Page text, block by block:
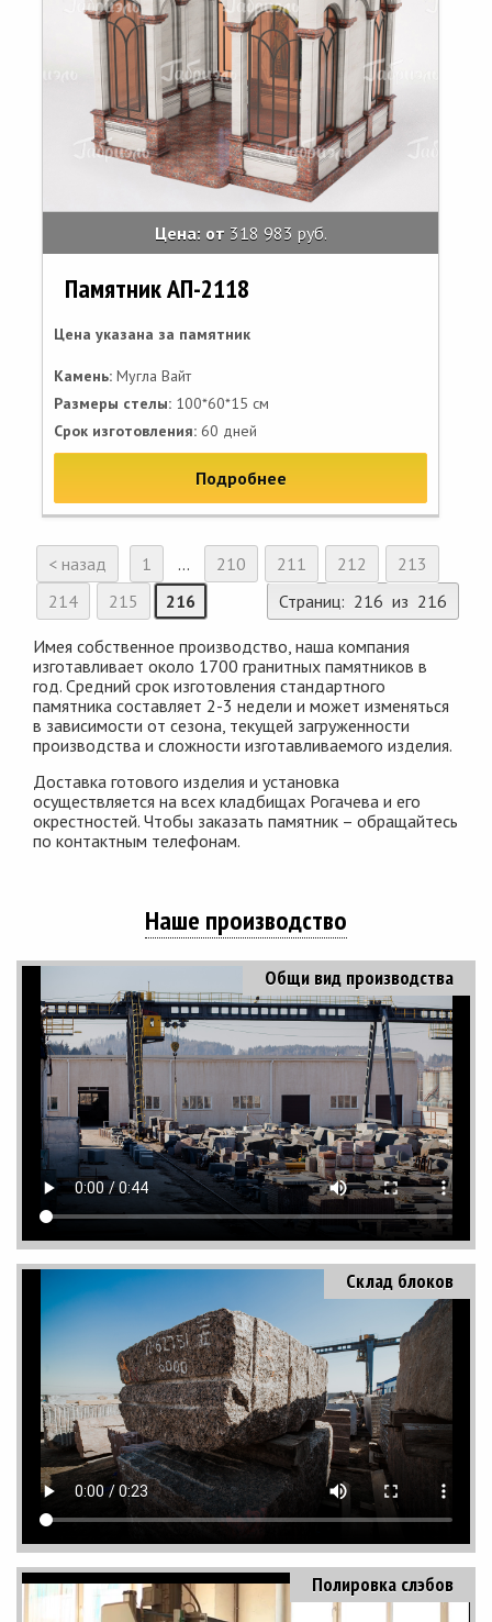
Цена: от 318 983 руб.
Памятник АП-2118
Цена указана за памятник
Камень: Мугла Вайт
Размеры стелы: 100*60*15 см
Срок изготовления: 60 дней
Подробнее
< назад 1 ... 210 211 212
213
214
215 216 Страниц: 216 из 216
Имея собственное производство, наша компания
изготавливает около 1700 гранитных памятников в
год. Средний срок изготовления стандартного
памятника составляет 2-3 недели и может изменяться
в зависимости от сезона, текущей загруженности
производства и сложности изготавливаемого изделия.
Доставка готового изделия и установка
осуществляется на всех кладбищах Рогачева и его
окрестностей. Чтобы заказать памятник – обращайтесь
по контактным телефонам.
Наше производство
Общи вид производства
Склад блоков
Полировка слэбов